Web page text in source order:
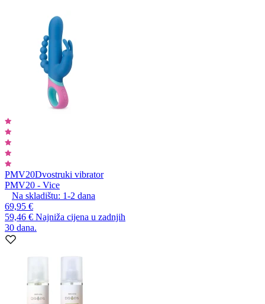
PMV20Dvostruki vibrator
PMV20 - Vice
Na skladištu: 1-2 dana
69,95 €
59,46 € Najniža cijena u zadnjih
30 dana.